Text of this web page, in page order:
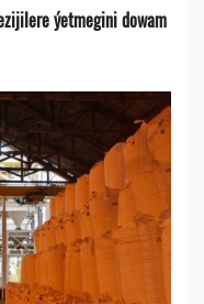
ýetmegini dowam